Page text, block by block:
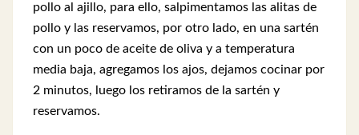
pollo al ajillo, para ello, salpimentamos las alitas de
pollo y las reservamos, por otro lado, en una sartén
con un poco de aceite de oliva y a temperatura
media baja, agregamos los ajos, dejamos cocinar por
2 minutos, luego los retiramos de la sartén y
reservamos.